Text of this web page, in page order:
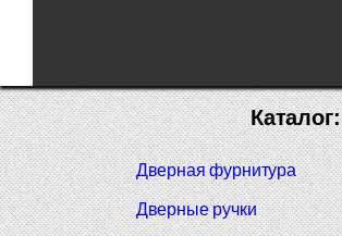
Каталог:
Дверная фурнитура
Дверные ручки